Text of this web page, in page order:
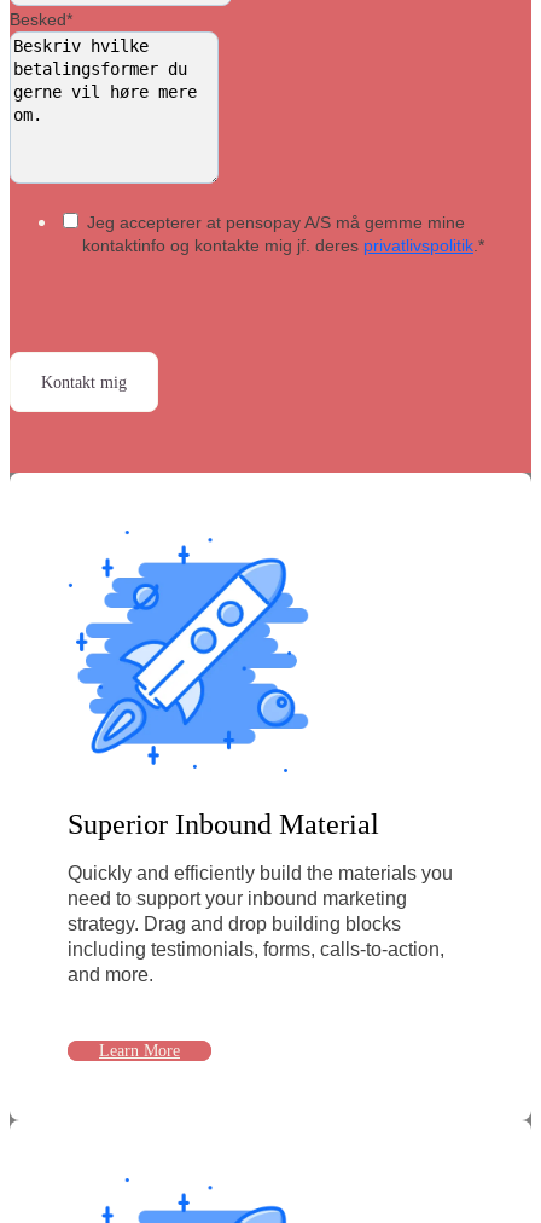
Besked*
Jeg accepterer at pensopay A/S må gemme mine
kontaktinfo og kontakte mig jf. deres privatlivspolitik.*
Superior Inbound Material
Quickly and efficiently build the materials you
need to support your inbound marketing
strategy. Drag and drop building blocks
including testimonials, forms, calls-to-action,
and more.
Learn More